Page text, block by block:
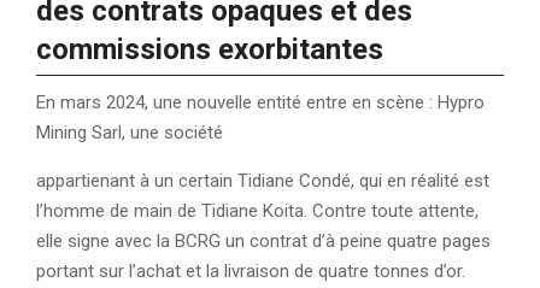
des contrats opaques et des
commissions exorbitantes
En mars 2024, une nouvelle entité entre en scène : Hypro
Mining Sarl, une société
appartienant à un certain Tidiane Condé, qui en réalité est
l’homme de main de Tidiane Koita. Contre toute attente,
elle signe avec la BCRG un contrat d’à peine quatre pages
portant sur l’achat et la livraison de quatre tonnes d’or.